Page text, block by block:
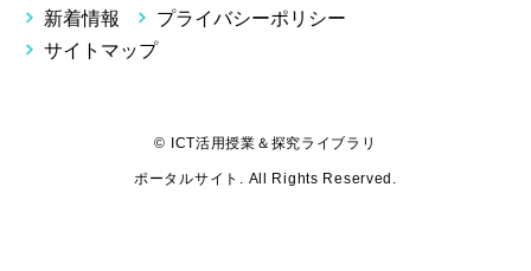
新着情報
プライバシーポリシー
サイトマップ
© ICT活用授業＆探究ライブラリ
ポータルサイト. All Rights Reserved.